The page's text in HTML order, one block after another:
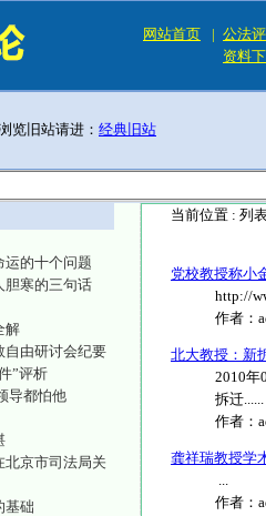
网站首页 | 公法
资料
览旧站请进： 经典旧站
的十个问题
胆寒的三句话
解
自由研讨会纪要
”评析
导都怕他
京市司法局关
基础
当前位置 : 列
党校教授称小
http://
作者：
北大教授：新
2010年
拆迁......
作者：
龚祥瑞教授学
...
作者：